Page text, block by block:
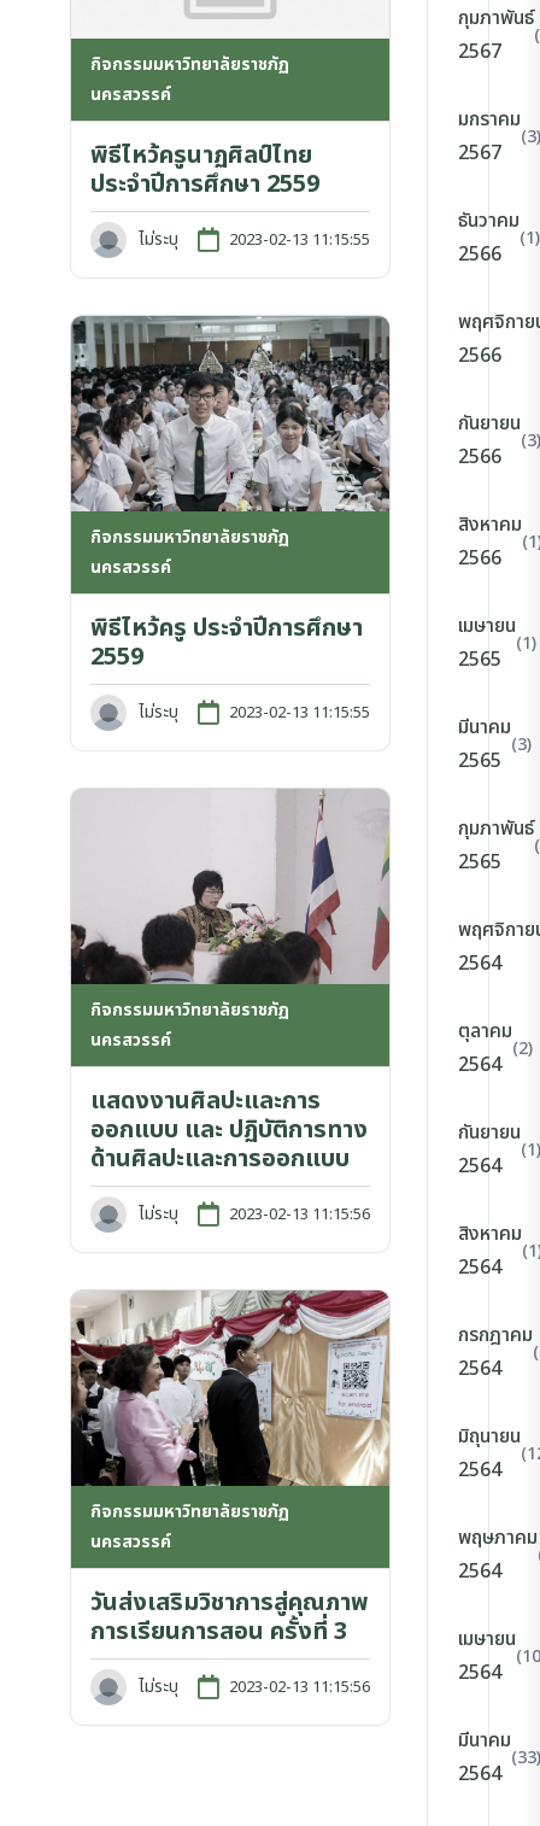
กิจกรรมมหาวิทยาลัยราชภัฏ
นครสวรรค์
พิธีไหว้ครูนาฏศิลป์ไทย
ประจำปีการศึกษา 2559
ไม่ระบุ 2023-02-13 11:15:55
กิจกรรมมหาวิทยาลัยราชภัฏ
นครสวรรค์
พิธีไหว้ครู ประจำปีการศึกษา
2559
ไม่ระบุ 2023-02-13 11:15:55
กิจกรรมมหาวิทยาลัยราชภัฏ
นครสวรรค์
แสดงงานศิลปะและการ
ออกแบบ และ ปฏิบัติการทาง
ด้านศิลปะและการออกแบบ
ไม่ระบุ 2023-02-13 11:15:56
กิจกรรมมหาวิทยาลัยราชภัฏ
นครสวรรค์
วันส่งเสริมวิชาการสู่คุณภาพ
การเรียนการสอน ครั้งที่ 3
ไม่ระบุ 2023-02-13 11:15:56
กุมภาพันธ์
2567
มกราคม
2567
(3)
ธันวาคม
2566
(1)
พฤศจิกาย
2566
กันยายน
2566
(3)
สิงหาคม
2566
เมษายน
2565
(1)
มีนาคม
2565
(3)
กุมภาพันธ์
2565
พฤศจิกาย
2564
ตุลาคม
2564
(2)
กันยายน
2564
(1)
สิงหาคม
2564
กรกฎาคม
2564
มิถุนายน
2564
พฤษภาคม
2564
เมษายน
2564
มีนาคม
2564
(33)